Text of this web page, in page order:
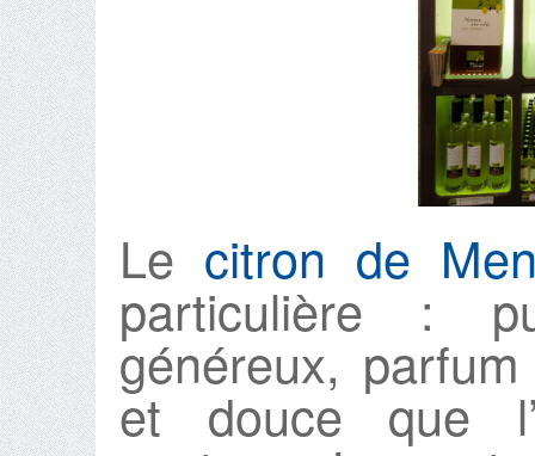
Le citron de
particulière :
généreux,
et douce que